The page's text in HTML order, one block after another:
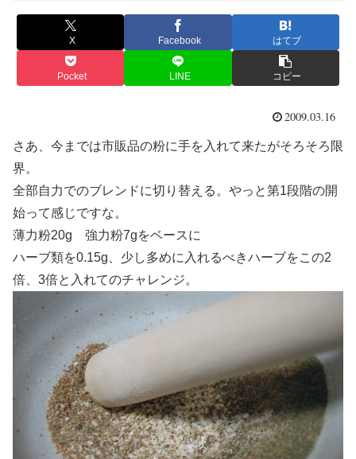
X Facebook はてブ
Pocket LINE コピー
2009.03.16
さあ、今までは市販品の粉に手を入れて来たがそろそろ限
界。
全部自力でのブレンドに切り替える。やっと第1段階の開
始って感じですな。
薄力粉20g 強力粉7gをベースに
ハーブ類を0.15g、少し多めに入れるべきハーブをこの2
倍、3倍と入れてのチャレンジ。